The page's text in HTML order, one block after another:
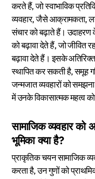
करते हैं, जो स्वाभाविक
व्यवहार, जैसे आक्रामकता,
संचार को बढ़ाते हैं। उदाहरण
को बढ़ावा देते हैं, जो जीवित
बढ़ावा देते हैं। इसके
स्थापित कर सकती है, समूह
जन्मजात व्यवहारों को
में उनके विकासात्मक महत्व
सामाजिक व्यवहार
भूमिका क्या है?
प्राकृतिक चयन सामाजिक
करता है, उन गुणों को